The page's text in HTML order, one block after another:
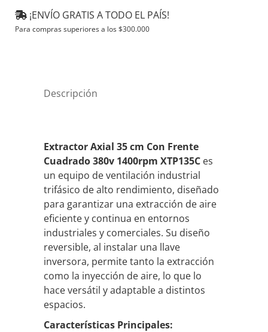
cm
Con
Frente
XTP135C
¡ENVÍO GRATIS A TODO EL PAÍS!
Para compras superiores a los$300.000
Descripción
Extractor Axial 35 cm Con Frente
Cuadrado 380v 1400rpm XTP135C es
un equipo de ventilación industrial
trifásico de alto rendimiento, diseñado
para garantizar una extracción de aire
eficiente y continua en entornos
industriales y comerciales. Su diseño
reversible, al instalar una llave
inversora, permite tanto la extracción
como la inyección de aire, lo que lo
hace versátil y adaptable a distintos
espacios.
Características Principales: